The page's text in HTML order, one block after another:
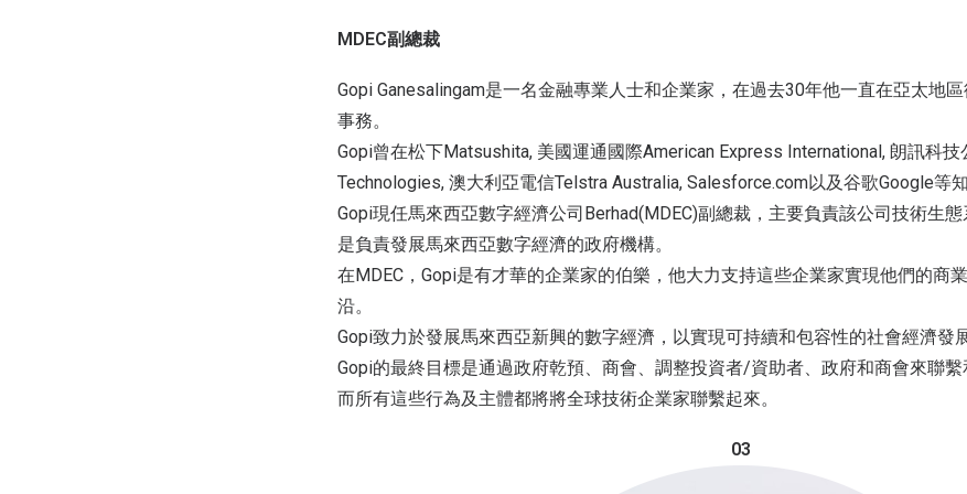
MDEC副總裁
Gopi Ganesalingam是一名金融專業人士和企業家，在過去30年他一直在亞太地
事務。
Gopi曾在松下Matsushita, 美國運通國際American Express International, 朗訊科技
Technologies, 澳大利亞電信Telstra Australia, Salesforce.com以及谷歌Google等
Gopi現任馬來西亞數字經濟公司Berhad(MDEC)副總裁，主要負責該公司技術生
是負責發展馬來西亞數字經濟的政府機構。
在MDEC，Gopi是有才華的企業家的伯樂，他大力支持這些企業家實現他們的商
沿。
Gopi致力於發展馬來西亞新興的數字經濟，以實現可持續和包容性的社會經濟發展
Gopi的最終目標是通過政府乾預、商會、調整投資者/資助者、政府和商會來聯繫
而所有這些行為及主體都將將全球技術企業家聯繫起來。
03